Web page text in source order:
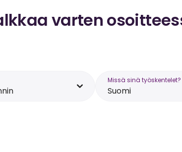
varten
Missä sinä työskentelet?
Suomi